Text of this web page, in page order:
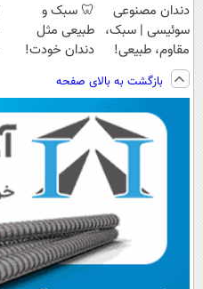
دندان مصنوعی
سوئیسی | سبک،
مقاوم، طبیعی!
ویزیت
رایگان+پرداخت
اقساطی😍
🦷 سبک و
طبیعی مثل
دندان خودت!
پرداخت اقساطی
💳 📍 تهران
بازگشت به بالای صفحه